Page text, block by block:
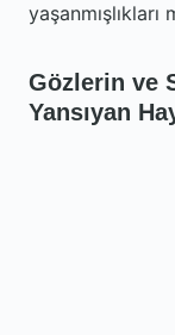
yaşanmışlıkları
Gözlerin ve
Yansıyan